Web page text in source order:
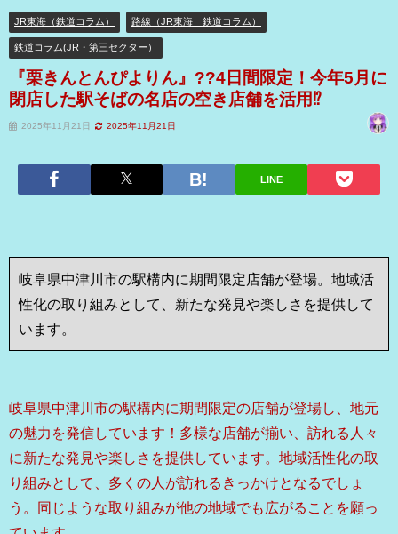
JR東海（鉄道コラム） 路線（JR東海 鉄道コラム）
鉄道コラム(JR・第三セクター）
『栗きんとんぴよりん』??4日間限定！今年5月に
閉店した駅そばの名店の空き店舗を活用⁉
2025年11月21日 2025年11月21日
LINE
岐阜県中津川市の駅構内に期間限定店舗が登場。地域活
性化の取り組みとして、新たな発見や楽しさを提供して
います。
岐阜県中津川市の駅構内に期間限定の店舗が登場し、地元
の魅力を発信しています！多様な店舗が揃い、訪れる人々
に新たな発見や楽しさを提供しています。地域活性化の取
り組みとして、多くの人が訪れるきっかけとなるでしょ
う。同じような取り組みが他の地域でも広がることを願っ